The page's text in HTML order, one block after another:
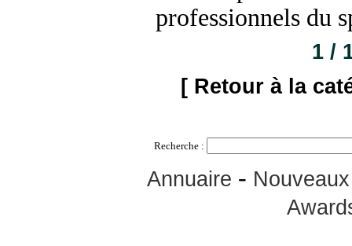
professionnels du
1 /
[ Retour à la
Recherche :
Annuaire -